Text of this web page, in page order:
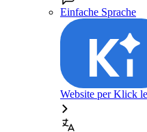
Einfache Sprache
Website per Klick